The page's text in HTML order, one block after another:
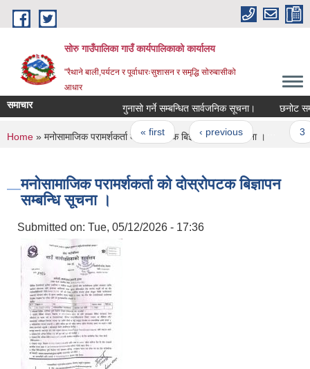
Skip to main content
सोरु गाउँपालिका गाउँ कार्यपालिकाको कार्यालय
"रैथाने बाली,पर्यटन र पूर्वाधारःसुशासन र समृद्धि सोरुबासीको
आधार
समाचार गुनासो गर्ने सम्बन्धित सार्वजनिक सूचना। छनोट
Pages
« first ‹ previous …
You are here
Home » मनोसामाजिक परामर्शकर्ता को दोस्रोपटक बिज्ञापन सम्बन्धि सूचना ।
मनोसामाजिक परामर्शकर्ता को दोस्रोपटक बिज्ञापन
सम्बन्धि सूचना ।
Submitted on: Tue, 05/12/2026 - 17:36